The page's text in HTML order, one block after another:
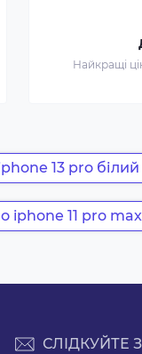
Найкращі
13 pro білий
iphone 11 pro max
СЛІДКУЙТЕ